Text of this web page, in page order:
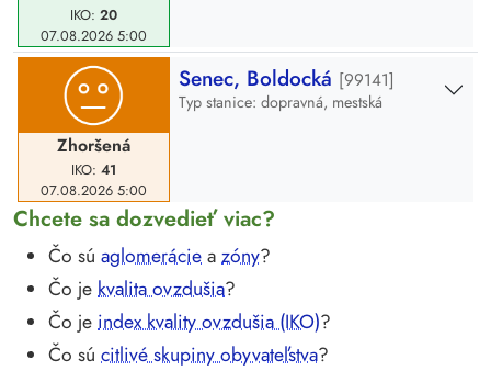
IKO: 20
07.08.2026 5:00
Zhoršená
IKO: 41
07.08.2026 5:00
Senec, Boldocká [99141]
Typ stanice: dopravná, mestská
Chcete sa dozvedieť viac?
Čo sú aglomerácieazóny?
Čo jekvalita ovzdušia?
Čo jeindex kvality ovzdušia (IKO)?
Čo sú citlivé skupiny obyvateľstva?